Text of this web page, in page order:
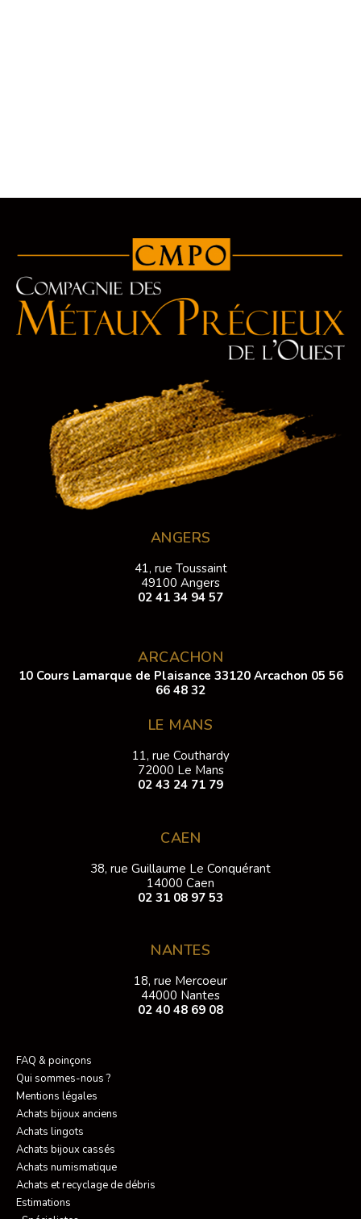
ANGERS
41, rue Toussaint
49100 Angers
02 41 34 94 57
ARCACHON
10 Cours Lamarque de Plaisance 33120 Arcachon 05 56
66 48 32
LE MANS
11, rue Couthardy
72000 Le Mans
02 43 24 71 79
CAEN
38, rue Guillaume Le Conquérant
14000 Caen
02 31 08 97 53
NANTES
18, rue Mercoeur
44000 Nantes
02 40 48 69 08
FAQ & poinçons
Qui sommes-nous ?
Mentions légales
Achats bijoux anciens
Achats lingots
Achats bijoux cassés
Achats numismatique
Achats et recyclage de débris
Estimations